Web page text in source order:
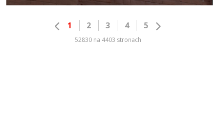
1 2 3 4 5
52830 na 4403 stronach